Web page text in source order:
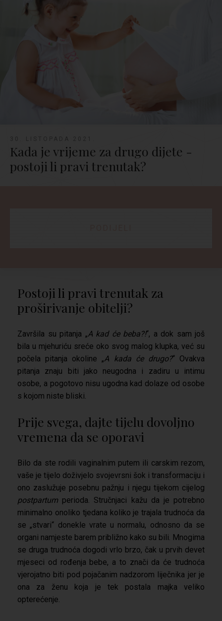
Kada je vrijeme za drugo dijete -
postoji li pravi trenutak?
Postoji li pravi trenutak za
proširivanje obitelji?
Završila su pitanja „A kad će beba?!“, a dok sam još
bila u mjehuriću sreće oko svog malog klupka, već su
počela pitanja okoline „A kada će drugo?“ Ovakva
pitanja znaju biti jako neugodna i zadiru u intimu
osobe, a pogotovo nisu ugodna kad dolaze od osobe
s kojom niste bliski.
Prije svega, dajte tijelu dovoljno
vremena da se oporavi
Bilo da ste rodili vaginalnim putem ili carskim rezom,
vaše je tijelo doživjelo svojevrsni šok i transformaciju i
ono zaslužuje posebnu pažnju i njegu tijekom cijelog
postpartum perioda. Stručnjaci kažu da je potrebno
minimalno onoliko tjedana koliko je trajala trudnoća da
se „stvari“ donekle vrate u normalu, odnosno da se
organi namjeste barem približno kako su bili. Mnogima
se druga trudnoća dogodi vrlo brzo, čak u prvih devet
mjeseci od rođenja bebe, a to znači da će trudnoća
vjerojatno biti pod pojačanim nadzorom liječnika jer je
ona za ženu koja je tek postala majka veliko
opterećenje.